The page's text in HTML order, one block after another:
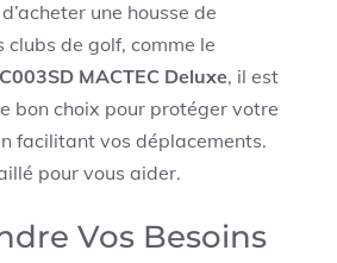
une housse de
de golf, comme le
MACTEC Deluxe, il est
bon choix pour protéger votre
facilitant vos déplacements.
pour vous aider.
Vos Besoins